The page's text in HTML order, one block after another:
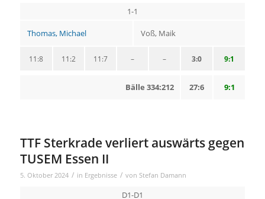
1-1
Thomas, Michael Voß, Maik
9:1
3:0
–
–
11:7
11:2
11:8
9:1
27:6
Bälle 334:212
TTF Sterkrade verliert auswärts gegen
TUSEM Essen II
5. Oktober 2024 / in Ergebnisse / von Stefan Damann
D1-D1